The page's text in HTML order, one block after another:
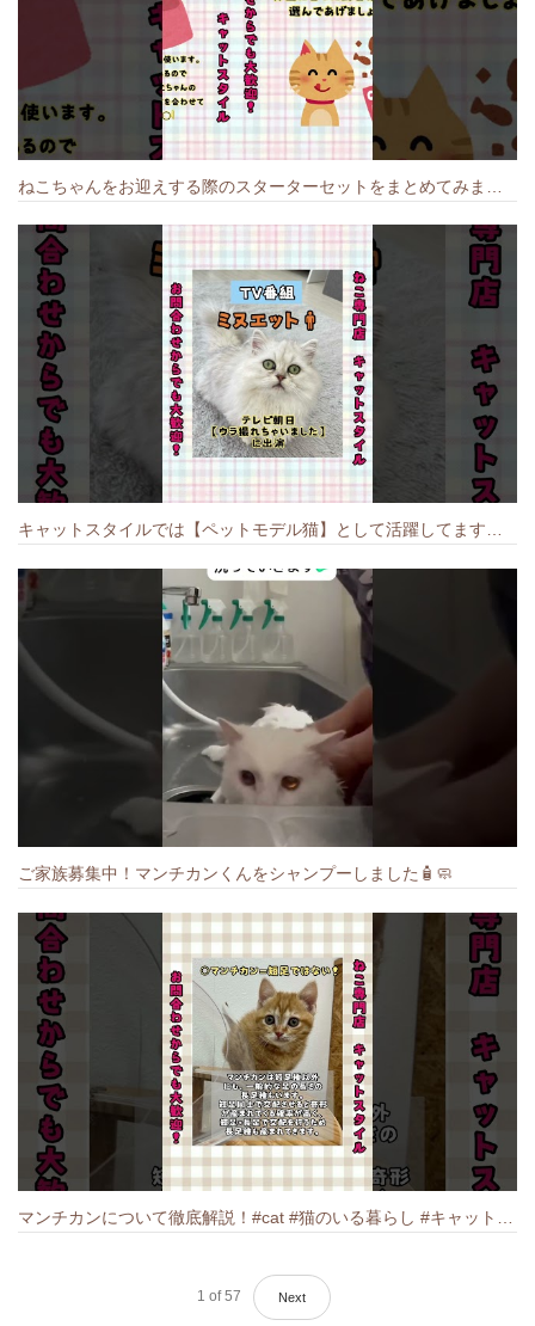
キャットスタイルでは【ペットモデル猫】として活躍してます🐱 #猫のいる暮らし #キャットスタイル #cat #キャット #猫好きさんと繋がりたい
ご家族募集中！マンチカンくんをシャンプーしました🧴🧼
1 of 57 Next